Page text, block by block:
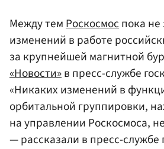
Между темРоскосмоспока
изменений в работе
за крупнейшей магнитной
«Новости»в пресс-службе
«Никаких изменений в
орбитальной группировки,
на управлении Роскосмоса,
— рассказали в пресс-службе